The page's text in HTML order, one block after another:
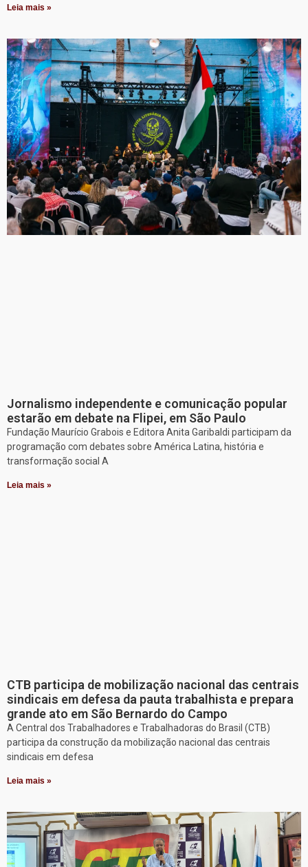
Leia mais »
Jornalismo independente e comunicação popular
estarão em debate na Flipei, em São Paulo
Fundação Maurício Grabois e Editora Anita Garibaldi participam da
programação com debates sobre América Latina, história e
transformação social A
Leia mais »
CTB participa de mobilização nacional das centrais
sindicais em defesa da pauta trabalhista e prepara
grande ato em São Bernardo do Campo
A Central dos Trabalhadores e Trabalhadoras do Brasil (CTB)
participa da construção da mobilização nacional das centrais
sindicais em defesa
Leia mais »